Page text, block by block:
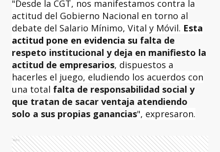
"Desde la CGT, nos manifestamos contra la
actitud del Gobierno Nacional en torno al
debate del Salario Mínimo, Vital y Móvil. Esta
actitud pone en evidencia su falta de
respeto institucional y deja en manifiesto la
actitud de empresarios, dispuestos a
hacerles el juego, eludiendo los acuerdos con
una total falta de responsabilidad social y
que tratan de sacar ventaja atendiendo
solo a sus propias ganancias", expresaron.
Ads